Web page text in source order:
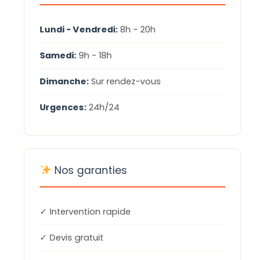
Lundi - Vendredi: 8h - 20h
Samedi: 9h - 18h
Dimanche: Sur rendez-vous
Urgences: 24h/24
Nos garanties
✓ Intervention rapide
✓ Devis gratuit